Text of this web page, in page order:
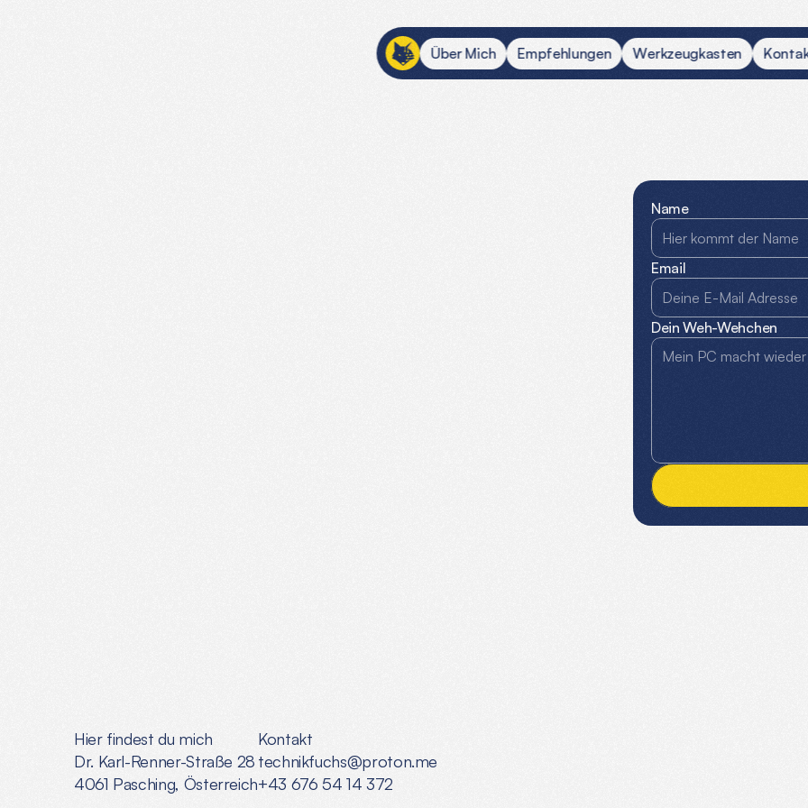
ÜberMich Empfehlungen Werkzeugkasten Konta
Name
Email
Dein Weh-Wehchen
Hier findest du mich
Dr. Karl-Renner-Straße 28
4061 Pasching, Österreich
Kontakt
technikfuchs@proton.me
+43 676 54 14 372